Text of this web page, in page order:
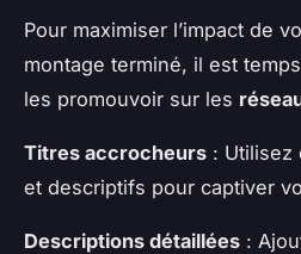
Pour maximiser l’impact de
montage terminé, il est
les promouvoir sur les
Titres accrocheurs : Utilisez
et descriptifs pour captiver
Descriptions détaillées :